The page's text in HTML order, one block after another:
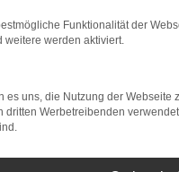
beheben.
auf dem neuesten
kann auch dazu
uns bitte. Wir
Funktionalität der
weitere werden aktiviert.
es uns, die Nutzung der
dritten Werbetreibenden